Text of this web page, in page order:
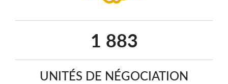
UNITÉS DE NÉGOCIATION
2 437